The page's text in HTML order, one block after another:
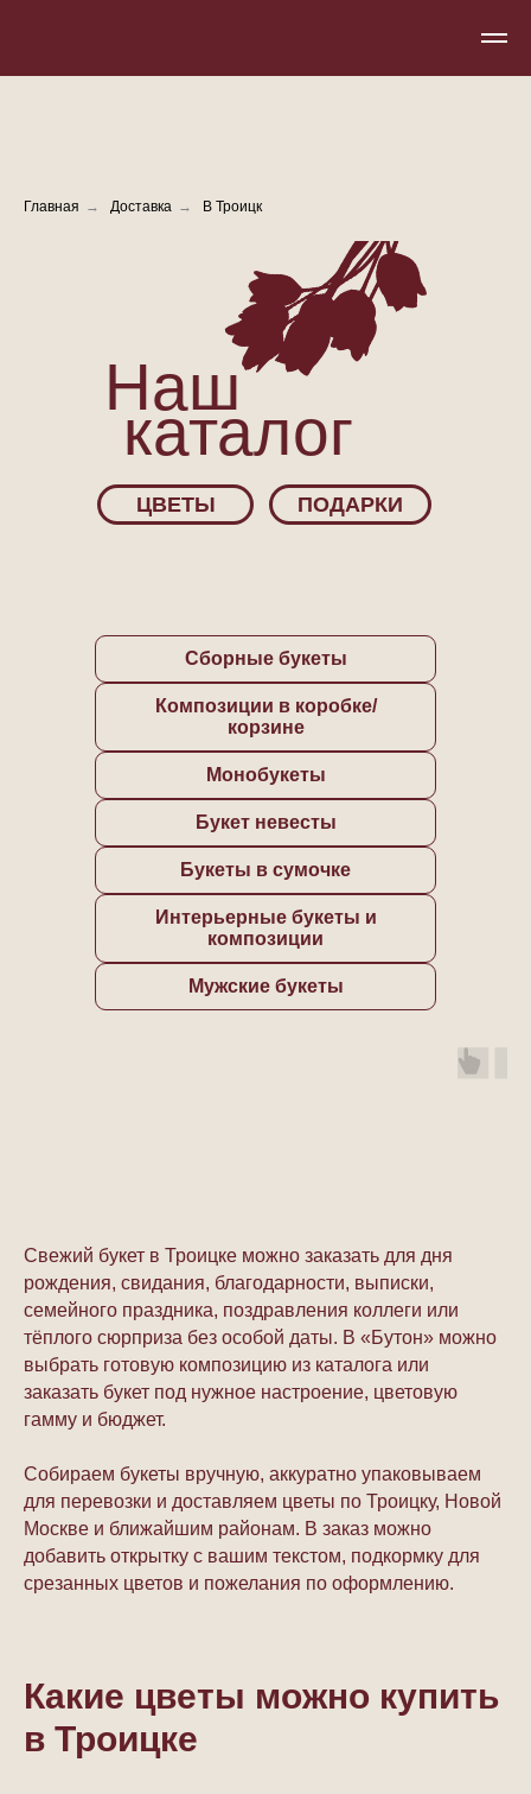
Главная → Доставка → В Троицк
ПОДАРКИ
ЦВЕТЫ
Наш
каталог
Сборные букеты
Композиции в коробке/
корзине
Монобукеты
Букет невесты
Букеты в сумочке
Интерьерные букеты и
композиции
Мужские букеты
Свежий букет в Троицке можно заказать для дня
рождения, свидания, благодарности, выписки,
семейного праздника, поздравления коллеги или
тёплого сюрприза без особой даты. В «Бутон» можно
выбрать готовую композицию из каталога или
заказать букет под нужное настроение, цветовую
гамму и бюджет.
Собираем букеты вручную, аккуратно упаковываем
для перевозки и доставляем цветы по Троицку, Новой
Москве и ближайшим районам. В заказ можно
добавить открытку с вашим текстом, подкормку для
срезанных цветов и пожелания по оформлению.
Какие цветы можно купить
в Троицке